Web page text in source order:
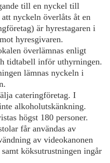
till en nyckel till
nyckeln överlåts åt en
är hyrestagaren i
hyresgivaren.
överlämnas enligt
tidtabell inför uthyrningen.
lämnas nyckeln i
cateringföretag. I
alkoholutskänkning.
högst 180 personer.
får användas av
av videokanonen
köksutrustningen ingår